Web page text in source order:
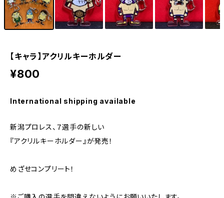
【キャラ】アクリルキーホルダー
¥800
International shipping available
新潟プロレス、７選手の新しい
『アクリルキーホルダー』が発売！
めざせコンプリート！